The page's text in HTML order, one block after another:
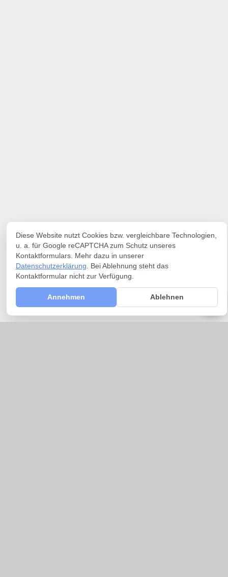
Diese Website nutzt Cookies bzw. vergleichbare Technologien,
u. a. für Google reCAPTCHA zum Schutz unseres
Kontaktformulars. Mehr dazu in unserer
Datenschutzerklärung . Bei Ablehnung steht das
Kontaktformular nicht zur Verfügung.
Annehmen Ablehnen